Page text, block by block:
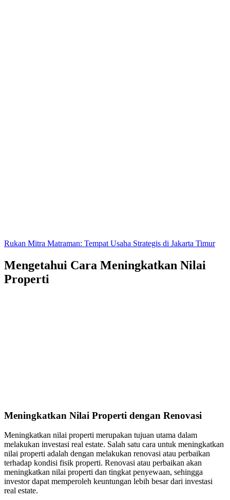
Rukan Mitra Matraman: Tempat Usaha Strategis di Jakarta Timur
Mengetahui Cara Meningkatkan Nilai
Properti
Meningkatkan Nilai Properti dengan Renovasi
Meningkatkan nilai properti merupakan tujuan utama dalam
melakukan investasi real estate. Salah satu cara untuk meningkatkan
nilai properti adalah dengan melakukan renovasi atau perbaikan
terhadap kondisi fisik properti. Renovasi atau perbaikan akan
meningkatkan nilai properti dan tingkat penyewaan, sehingga
investor dapat memperoleh keuntungan lebih besar dari investasi
real estate.